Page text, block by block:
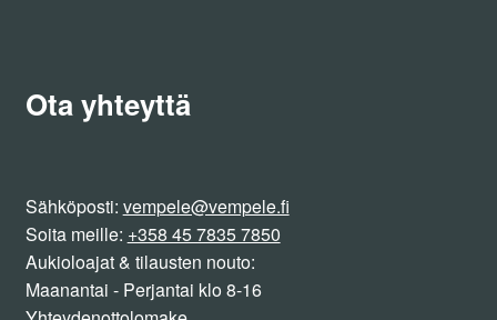
Ota yhteyttä
Sähköposti: vempele@vempele.fi
Soita meille: +358 45 7835 7850
Aukioloajat & tilausten nouto:
Maanantai - Perjantai klo 8-16